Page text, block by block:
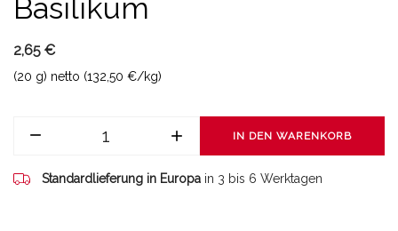
Basilikum
2,65 €
(20 g) netto (132,50 €/kg)
IN DEN WARENKORB
Standardlieferung in Europa in 3 bis 6 Werktagen